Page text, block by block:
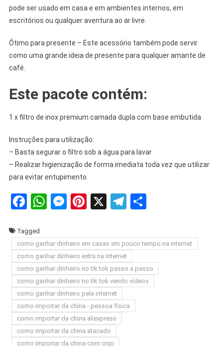
pode ser usado em casa e em ambientes internos, em
escritórios ou qualquer aventura ao ar livre.
Ótimo para presente – Este acessório também pode servir
como uma grande ideia de presente para qualquer amante de
café.
Este pacote contém:
1 x filtro de inox premium camada dupla com base embutida
Instruções para utilização:
– Basta segurar o filtro sob a água para lavar
– Realizar higienização de forma imediata toda vez que utilizar
para evitar entupimento.
Facebook
WhatsApp
Messenger
Pinterest
X Telegram
Share
Tagged
como ganhar dinheiro em casas em pouco tempo na internet
como ganhar dinheiro extra na internet
como ganhar dinheiro no tik tok passo a passo
como ganhar dinheiro no tik tok vendo vídeos
como ganhar dinheiro pela internet
como importar da china - pessoa física
como importar da china aliexpress
como importar da china atacado
como importar da china com cnpj